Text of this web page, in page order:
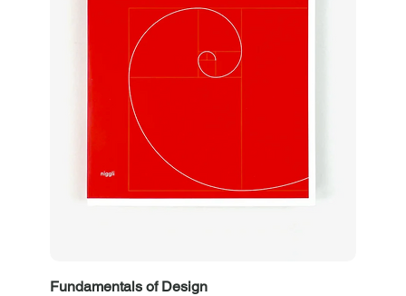
Fundamentals of Design